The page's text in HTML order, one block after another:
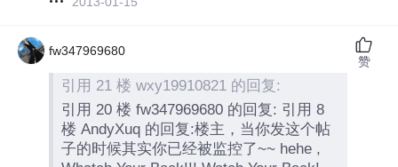
fw347969680
引用 21 楼 wxy19910821 的回复:
引用 20 楼 fw347969680 的回复: 引用 8
楼 AndyXuq 的回复:楼主，当你发这个帖
子的时候其实你已经被监控了~~ hehe ,
赞